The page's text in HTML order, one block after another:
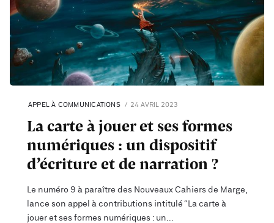
APPEL À COMMUNICATIONS 24 AVRIL 2023
La carte à jouer et ses formes
numériques : un dispositif
d’écriture et de narration ?
Le numéro 9 à paraître des Nouveaux Cahiers de Marge,
lance son appel à contributions intitulé “La carte à
jouer et ses formes numériques : un